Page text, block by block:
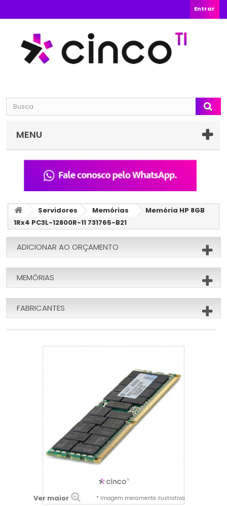
Entrar
MENU
Servidores Memórias
Memória HP 8GB
1Rx4 PC3L-12800R-11 731765-B21
ADICIONAR AO ORÇAMENTO
MEMÓRIAS
FABRICANTES
Ver maior * Imagem meramente ilustrativa